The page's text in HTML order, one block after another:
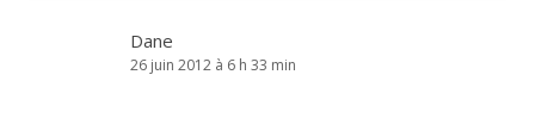
Dane
26 juin 2012 à 6 h 33 min